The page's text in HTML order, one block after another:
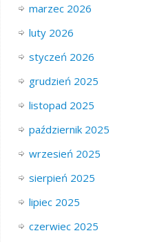
marzec 2026
luty 2026
styczeń 2026
grudzień 2025
listopad 2025
październik 2025
wrzesień 2025
sierpień 2025
lipiec 2025
czerwiec 2025